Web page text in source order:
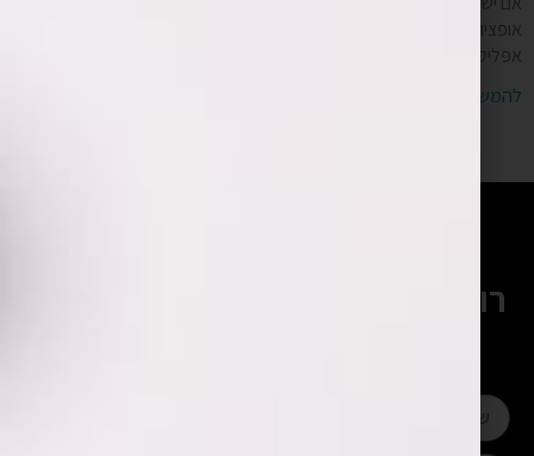
אופציות. הראשונה היא פניה למתכנת עצמאי אשר עוסק רק בתכנות
אפליקציות, השניה היא
להמשך קריאה »
רוצים להתייעץ עם המומחים שלנו?